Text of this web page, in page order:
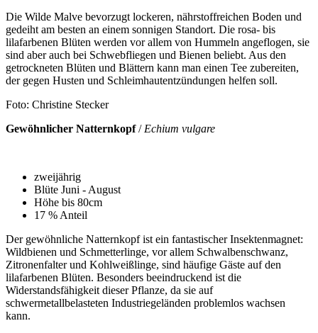
Die Wilde Malve bevorzugt lockeren, nährstoffreichen Boden und
gedeiht am besten an einem sonnigen Standort. Die rosa- bis
lilafarbenen Blüten werden vor allem von Hummeln angeflogen, sie
sind aber auch bei Schwebfliegen und Bienen beliebt. Aus den
getrockneten Blüten und Blättern kann man einen Tee zubereiten,
der gegen Husten und Schleimhautentzündungen helfen soll.
Foto: Christine Stecker
Gewöhnlicher Natternkopf/ Echium vulgare
zweijährig
Blüte Juni - August
Höhe bis 80cm
17 % Anteil
Der gewöhnliche Natternkopf ist ein fantastischer Insektenmagnet:
Wildbienen und Schmetterlinge, vor allem Schwalbenschwanz,
Zitronenfalter und Kohlweißlinge, sind häufige Gäste auf den
lilafarbenen Blüten. Besonders beeindruckend ist die
Widerstandsfähigkeit dieser Pflanze, da sie auf
schwermetallbelasteten Industriegeländen problemlos wachsen
kann.